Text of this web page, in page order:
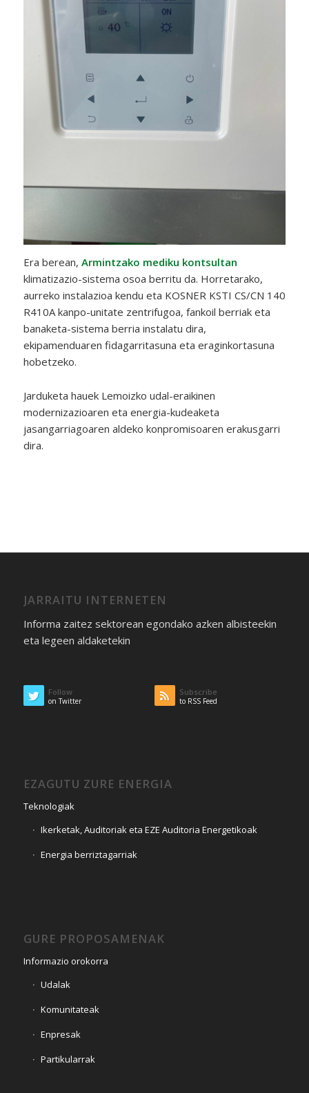
Era berean, Armintzako mediku kontsultan
klimatizazio-sistema osoa berritu da. Horretarako,
aurreko instalazioa kendu eta KOSNER KSTI CS/CN 140
R410A kanpo-unitate zentrifugoa, fankoil berriak eta
banaketa-sistema berria instalatu dira,
ekipamenduaren fidagarritasuna eta eraginkortasuna
hobetzeko.
Jarduketa hauek Lemoizko udal-eraikinen
modernizazioaren eta energia-kudeaketa
jasangarriagoaren aldeko konpromisoaren erakusgarri
dira.
JARRAITU INTERNETEN
Informa zaitez sektorean egondako azken albisteekin
eta legeen aldaketekin
Follow
on Twitter
Subscribe
to RSS Feed
EZAGUTU ZURE ENERGIA
Teknologiak
Ikerketak, Auditoriak eta EZE Auditoria Energetikoak
Energia berriztagarriak
GURE PROPOSAMENAK
Informazio orokorra
Udalak
Komunitateak
Enpresak
Partikularrak